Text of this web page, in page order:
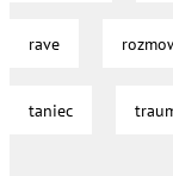
rave
taniec